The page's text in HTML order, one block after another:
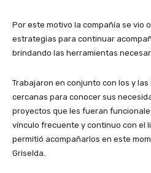
Por este motivo la compañía se vio
estrategias para continuar
brindando las herramientas
Trabajaron en conjunto con los y
cercanas para conocer sus
proyectos que les fueran
vínculo frecuente y continuo con el
permitió acompañarlos en este
Griselda.